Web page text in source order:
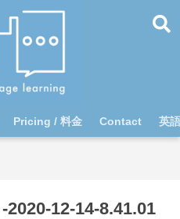
Pricing / 料金 Contact 英
12-14-8.41.01